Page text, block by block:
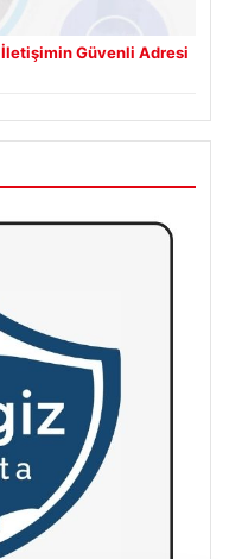
Güvenli Adresi